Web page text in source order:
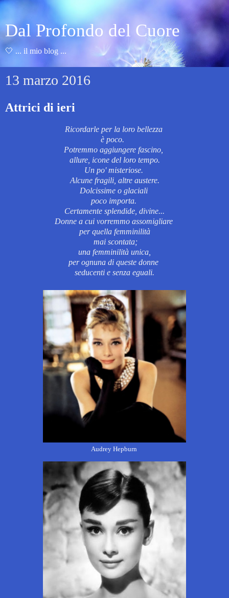
Dal Profondo del Cuore
🤍 ... il mio blog ...
13 marzo 2016
Attrici di ieri
Ricordarle per la loro bellezza
è poco.
Potremmo aggiungere fascino,
allure, icone del loro tempo.
Un po' misteriose.
Alcune fragili, altre austere.
Dolcissime o glaciali
poco importa.
Certamente splendide, divine...
Donne a cui vorremmo assomigliare
per quella femminilità
mai scontata;
una femminilità unica,
per ognuna di queste donne
seducenti e senza eguali.
Audrey Hepburn